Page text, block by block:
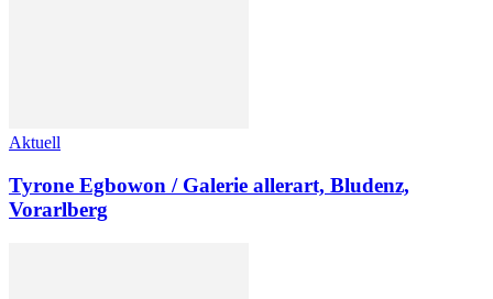
Aktuell
Tyrone Egbowon / Galerie allerart, Bludenz,
Vorarlberg